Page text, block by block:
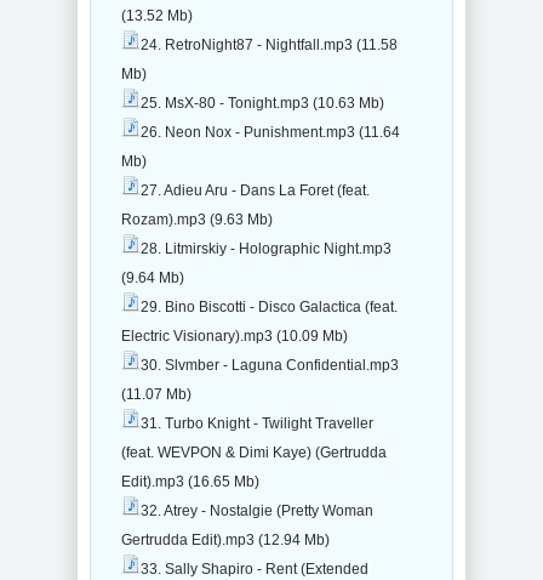
(13.52 Mb)
24. RetroNight87 - Nightfall.mp3 (11.58
Mb)
25. MsX-80 - Tonight.mp3 (10.63 Mb)
26. Neon Nox - Punishment.mp3 (11.64
Mb)
27. Adieu Aru - Dans La Foret (feat.
Rozam).mp3 (9.63 Mb)
28. Litmirskiy - Holographic Night.mp3
(9.64 Mb)
29. Bino Biscotti - Disco Galactica (feat.
Electric Visionary).mp3 (10.09 Mb)
30. Slvmber - Laguna Confidential.mp3
(11.07 Mb)
31. Turbo Knight - Twilight Traveller
(feat. WEVPON & Dimi Kaye) (Gertrudda
Edit).mp3 (16.65 Mb)
32. Atrey - Nostalgie (Pretty Woman
Gertrudda Edit).mp3 (12.94 Mb)
33. Sally Shapiro - Rent (Extended